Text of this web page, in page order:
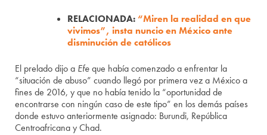
RELACIONADA:“Miren la realidad en que
vivimos”, insta nuncio en México ante
disminución de católicos
El prelado dijo a Efeque había comenzado a enfrentar la
“situación de abuso” cuando llegó por primera vez a México a
fines de 2016, y que no había tenido la “oportunidad de
encontrarse con ningún caso de este tipo” en los demás países
donde estuvo anteriormente asignado: Burundi, República
Centroafricana y Chad.